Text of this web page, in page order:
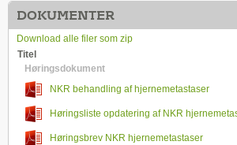
DOKUMENTER
Download alle filer som zip
Titel
Høringsdokument
NKR behandling af hjernemetastaser
høringsversion
Høringsliste opdatering af NKR
Høringsbrev NKR hjernemetastaser